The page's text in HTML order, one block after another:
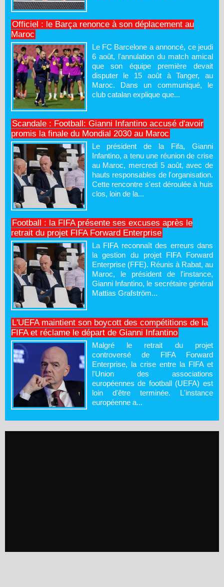
Officiel : le Barça renonce à son déplacement au
Maroc
Le FC Barcelone a annoncé, ce jeudi
6 août, l'annulation du match amical
que son équipe première devait
disputer le 15 août à Tanger, au
Maroc. Dans un communiqué, le
club catalan explique que...
Scandale : Football: Gianni Infantino accusé d'avoir
promis la finale du Mondial 2030 au Maroc
Le président de la Fifa, Gianni
Infantino, a tenu une réunion de crise
au Maroc, mercredi 5 août, avec de
hauts responsables de l'organisation.
Cette rencontre s'est déroulée à huis
clos, loin de la...
Football : la FIFA présente ses excuses après le
retrait du projet FIFA Forward Enterprise
La FIFA reconnaît des erreurs dans
la gestion du projet FIFA Forward
Enterprise (FFE). Réunis à Rabat, au
Maroc, le président de l'instance,
Gianni Infantino, le secrétaire général
Mattias Grafström...
L'UEFA maintient son boycott des compétitions de la
FIFA et réclame le départ de Gianni Infantino
Malgré le retrait du projet
controversé de FIFA Forward
Enterprise, la crise entre la FIFA et
l'Union des associations
européennes de football (UEFA) est
loin d'être terminée. L'instance
européenne a...